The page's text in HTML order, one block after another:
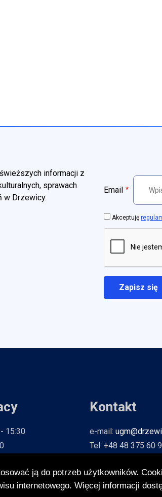
informacji z
sprawach
w Drzewicy.
Email
Akceptuję
15:30
Kontakt
e-mail:
Tel: +48 48 375 60
ją do potrzeb użytkowników.
internetowego. Więcej informacji